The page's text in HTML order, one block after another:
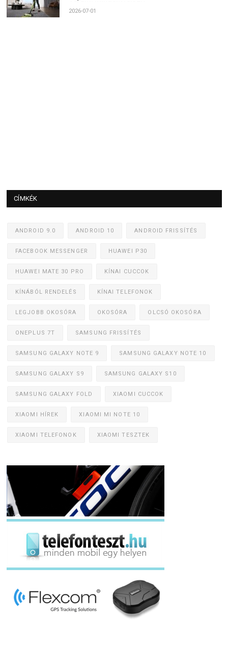
2026-07-01
CÍMKÉK
ANDROID 9.0 ANDROID 10 ANDROID FRISSÍTÉS
FACEBOOK MESSENGER HUAWEI P30
HUAWEI MATE 30 PRO KÍNAI CUCCOK
KÍNÁBÓL RENDELÉS KÍNAI TELEFONOK
LEGJOBB OKOSÓRA OKOSÓRA OLCSÓ OKOSÓRA
ONEPLUS 7T SAMSUNG FRISSÍTÉS
SAMSUNG GALAXY NOTE 9 SAMSUNG GALAXY NOTE 10
SAMSUNG GALAXY S9 SAMSUNG GALAXY S10
SAMSUNG GALAXY FOLD XIAOMI CUCCOK
XIAOMI HÍREK XIAOMI MI NOTE 10
XIAOMI TELEFONOK XIAOMI TESZTEK